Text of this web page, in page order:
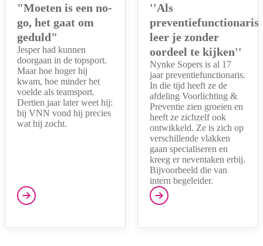
"Moeten is een no-
go, het gaat om
geduld"
Jesper had kunnen
doorgaan in de topsport.
Maar hoe hoger hij
kwam, hoe minder het
voelde als teamsport.
Dertien jaar later weet hij:
bij VNN vond hij precies
wat hij zocht.
''Als
preventiefunctionaris
leer je zonder
oordeel te kijken''
Nynke Sopers is al 17
jaar preventiefunctionaris.
In die tijd heeft ze de
afdeling Voorlichting &
Preventie zien groeien en
heeft ze zichzelf ook
ontwikkeld. Ze is zich op
verschillende vlakken
gaan specialiseren en
kreeg er neventaken erbij.
Bijvoorbeeld die van
intern begeleider.